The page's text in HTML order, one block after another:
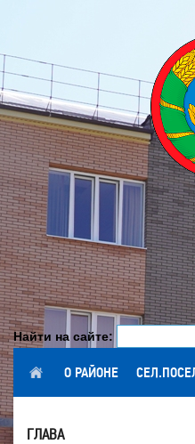
Найти на сайте:
ГЛАВНАЯ О РАЙОНЕ
ГЛАВА